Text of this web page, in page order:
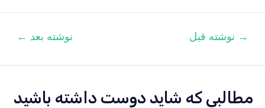
راهبری
→ نوشته قبل نوشته بعد ←
مطالبی که شاید دوست داشته باشید